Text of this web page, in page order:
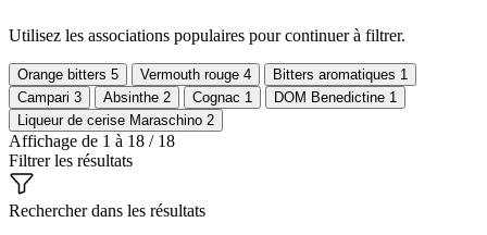
Utilisez les associations populaires pour continuer à filtrer.
Orange bitters 5 Vermouth rouge 4 Bitters aromatiques 1
Campari 3 Absinthe 2 Cognac 1 DOM Benedictine 1
Liqueur de cerise Maraschino 2
Affichage de 1 à 18 / 18
Filtrer les résultats
Rechercher dans les résultats